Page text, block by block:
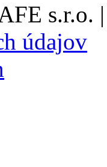
s.r.o. |
údajov